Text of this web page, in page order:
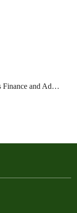
Finance and Ad…